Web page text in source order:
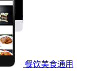
餐饮美食通用